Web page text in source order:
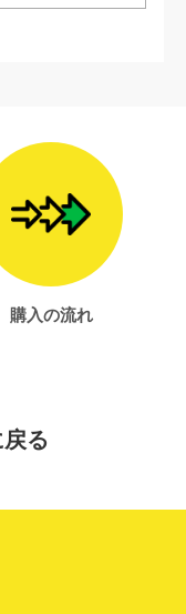
購入の流れ
る